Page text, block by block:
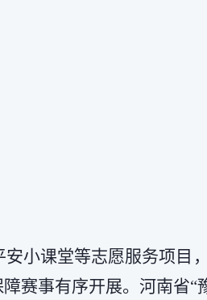
小课堂等志愿服务项目
赛事有序开展。河南省“